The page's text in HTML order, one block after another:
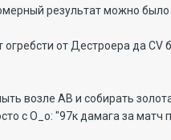
результат можно
от Дестроера да
возле АВ и собирать
с О_о: "97к дамага за матч